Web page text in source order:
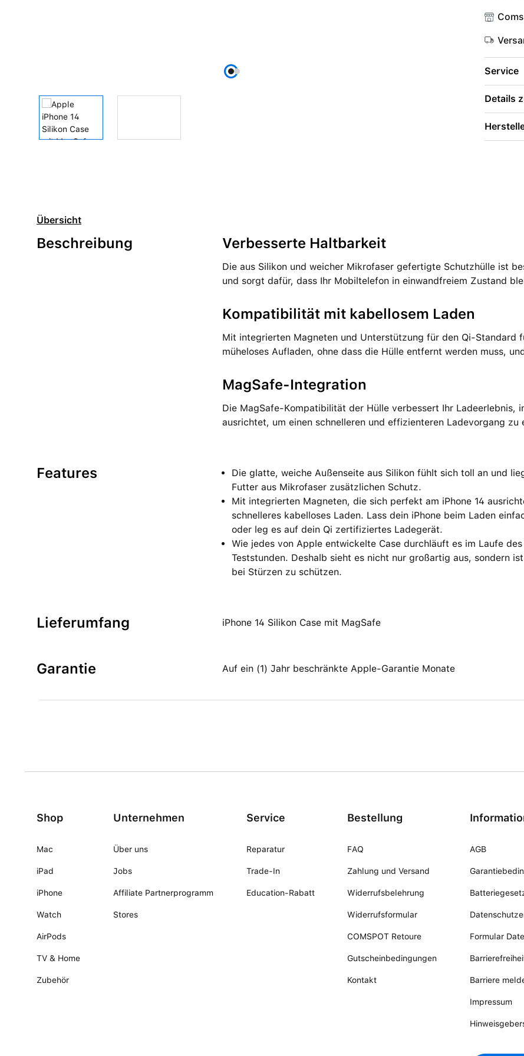
Service
Details
Übersicht
Beschreibung Verbesserte Haltbarkeit
Die aus Silikon und weicher Mikrofaser gefertigte Schutzhülle ist
und sorgt dafür, dass Ihr Mobiltelefon in einwandfreiem Zustand
Kompatibilität mit kabellosem Laden
Mit integrierten Magneten und Unterstützung für den Qi-Standard
müheloses Aufladen, ohne dass die Hülle entfernt werden muss,
MagSafe-Integration
Die MagSafe-Kompatibilität der Hülle verbessert Ihr Ladeerlebnis,
ausrichtet, um einen schnelleren und effizienteren Ladevorgang zu
Features
Die glatte, weiche Außenseite aus Silikon fühlt sich toll an und
Futter aus Mikrofaser zusätzlichen Schutz.
Mit integrierten Magneten, die sich perfekt am iPhone 14
schnelleres kabelloses Laden. Lass dein iPhone beim Laden
oder leg es auf dein Qi zertifiziertes Ladegerät.
Wie jedes von Apple entwickelte Case durchläuft es im Laufe
Teststunden. Deshalb sieht es nicht nur großartig aus, sondern
bei Stürzen zu schützen.
Lieferumfang iPhone 14 Silikon Case mit MagSafe
Garantie Auf ein (1) Jahr beschränkte Apple-Garantie Monate
Shop
Mac
iPad
iPhone
Watch
AirPods
TV & Home
Zubehör
Unternehmen
Über uns
Jobs
Affiliate Partnerprogramm
Stores
Service
Reparatur
Trade-In
Education-Rabatt
Bestellung
FAQ
Zahlung und Versand
Widerrufsbelehrung
Widerrufsformular
COMSPOT Retoure
Gutscheinbedingungen
Kontakt
AGB
Formular
Barriere
Impressum